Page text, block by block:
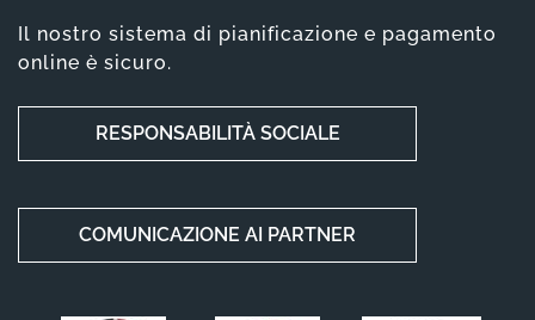
Il nostro sistema di pianificazione e pagamento
online è sicuro.
RESPONSABILITÀ SOCIALE
COMUNICAZIONE AI PARTNER